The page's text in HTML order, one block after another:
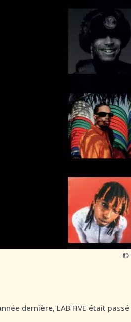
©
dernière, LAB FIVE était